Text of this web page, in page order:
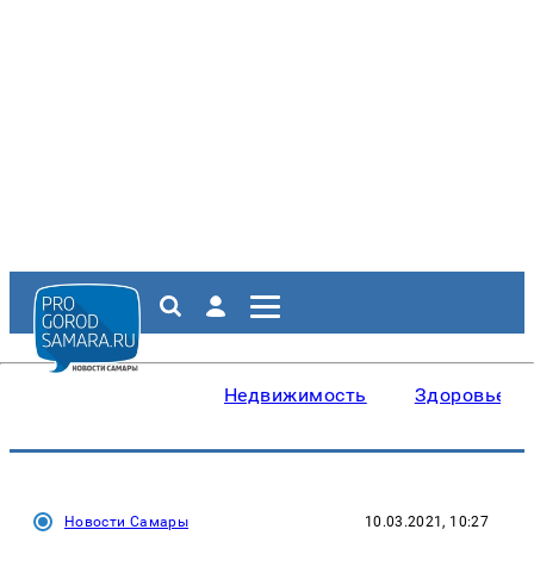
Недвижимость Здоровье
Новости Самары 10.03.2021, 10:27